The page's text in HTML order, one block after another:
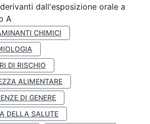
dall'esposizione orale a
A
CHIMICI
DI RISCHIO
ALIMENTARE
DI GENERE
DELLA SALUTE